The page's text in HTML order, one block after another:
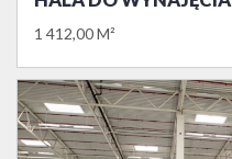
1 412,00 M²